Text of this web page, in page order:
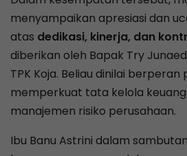
menyampaikan apresiasi dan
atas dedikasi, kinerja, dan
diberikan oleh Bapak Try
TPK Koja. Beliau dinilai
memperkuat tata kelola
manajemen risiko perusahaan.
Ibu Banu Astrini dalam